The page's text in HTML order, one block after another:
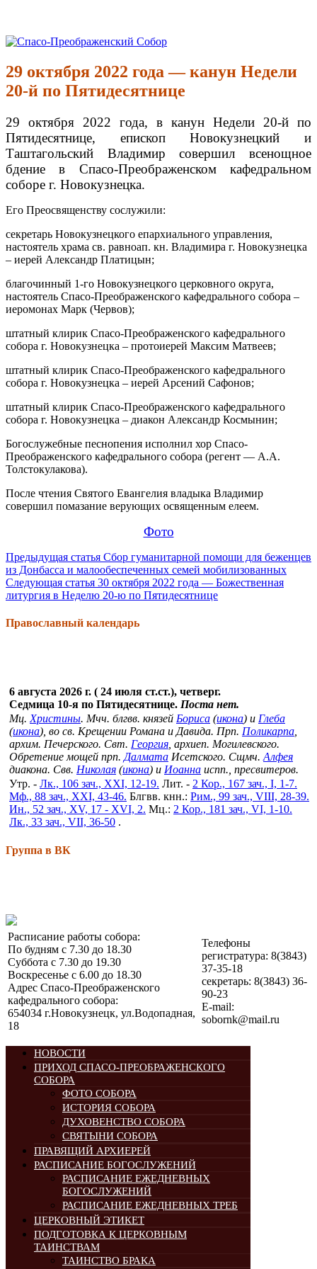
Перейти
содержимому
Спасо-Преображенский Собор
Спасо-Преображенский кафедральный Собор Новокузнецк
29 октября 2022 года — канун Недели
20-й по Пятидесятнице
29 октября 2022 года, в канун Недели 20-й по
Пятидесятнице, епископ Новокузнецкий и
Таштагольский Владимир совершил всенощное
бдение в Спасо-Преображенском кафедральном
соборе г. Новокузнецка.
Его Преосвященству сослужили:
секретарь Новокузнецкого епархиального управления,
настоятель храма св. равноап. кн. Владимира г. Новокузнецка
– иерей Александр Платицын;
благочинный 1-го Новокузнецкого церковного округа,
настоятель Спасо-Преображенского кафедрального собора –
иеромонах Марк (Червов);
штатный клирик Спасо-Преображенского кафедрального
собора г. Новокузнецка – протоиерей Максим Матвеев;
штатный клирик Спасо-Преображенского кафедрального
собора г. Новокузнецка – иерей Арсений Сафонов;
штатный клирик Спасо-Преображенского кафедрального
собора г. Новокузнецка – диакон Александр Космынин;
Богослужебные песнопения исполнил хор Спасо-
Преображенского кафедрального собора (регент — А.А.
Толстокулакова).
После чтения Святого Евангелия владыка Владимир
совершил помазание верующих освященным елеем.
Фото
Продолжить
чтение
Предыдущая статья Сбор гуманитарной помощи для беженцев
из Донбасса и малообеспеченных семей мобилизованных
Следующая статья 30 октября 2022 года — Божественная
литургия в Неделю 20-ю по Пятидесятнице
Православный календарь
6 августа 2026 г. ( 24 июля ст.ст.), четверг.
Седмица 10-я по Пятидесятнице. Поста нет.
Мц. Христины. Мчч. блгвв. князей Бориса (икона) и Глеба
(икона), во св. Крещении Романа и Давида. Прп. Поликарпа
архим. Печерского. Свт. Георгия , архиеп. Могилевского.
Обретение мощей прп. Далмата Исетского. Сщмч. Алфея
диакона. Свв. Николая (икона) и Иоанна испп., пресвитеров.
Утр. - Лк., 106 зач., XXI, 12-19. Лит. - 2 Кор., 167 зач., I, 1-7.
Мф., 88 зач., XXI, 43-46. Блгвв. кнн.: Рим., 99 зач., VIII, 28-39.
Ин., 52 зач., XV, 17 - XVI, 2. Мц.: 2 Кор., 181 зач., VI, 1-10.
Лк., 33 зач., VII, 36-50 .
Группа в ВК
Расписание работы собора:
По будням с 7.30 до 18.30
Суббота с 7.30 до 19.30
Воскресенье с 6.00 до 18.30
Адрес Спасо-Преображенского
кафедрального собора:
654034 г.Новокузнецк, ул.Водопадная,
18
Телефоны
регистратура: 8(3843)
37-35-18
секретарь: 8(3843) 36-
90-23
E-mail:
sobornk@mail.ru
НОВОСТИ
ПРИХОД СПАСО-ПРЕОБРАЖЕНСКОГО
СОБОРА
ФОТО СОБОРА
ИСТОРИЯ СОБОРА
ДУХОВЕНСТВО СОБОРА
СВЯТЫНИ СОБОРА
ПРАВЯЩИЙ АРХИЕРЕЙ
РАСПИСАНИЕ БОГОСЛУЖЕНИЙ
РАСПИСАНИЕ ЕЖЕДНЕВНЫХ
БОГОСЛУЖЕНИЙ
РАСПИСАНИЕ ЕЖЕДНЕВНЫХ ТРЕБ
ЦЕРКОВНЫЙ ЭТИКЕТ
ПОДГОТОВКА К ЦЕРКОВНЫМ
ТАИНСТВАМ
ТАИНСТВО БРАКА